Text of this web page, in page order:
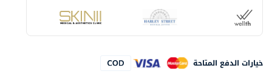
خيارات الدفع المتاحة